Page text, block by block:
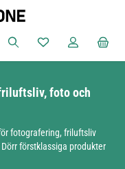
Du har 0 objekt i
foto och
fotografering, friluftsliv
förstklassiga produkter